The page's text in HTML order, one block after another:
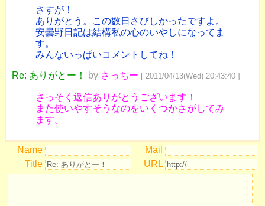
さすが！
ありがとう。この数日さびしかったですよ。
安曇野日記は結構私の心のいやしになってま
す。
みんないっぱいコメントしてね！
Re: ありがとー！ by さっちー [ 2011/04/13(Wed) 20:43:40 ]
さっそく返信ありがとうございます！
また使いやすそうなのをいくつかさがしてみ
ます。
Name
Mail
Title
URL